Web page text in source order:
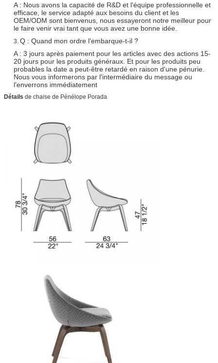
A : Nous avons la capacité de R&D et l'équipe professionnelle et
efficace, le service adapté aux besoins du client et les
OEM/ODM sont bienvenus, nous essayeront notre meilleur pour
le faire venir vrai tant que vous avez une bonne idée.
3. Q : Quand mon ordre l'embarque-t-il ?
A : 3 jours après paiement pour les articles avec des actions 15-
20 jours pour les produits généraux. Et pour les produits peu
probables la date a peut-être retardé en raison d'une pénurie.
Nous vous informerons par l'intermédiaire du message ou
l'enverrons immédiatement
Détails de chaise de Pénélope Porada